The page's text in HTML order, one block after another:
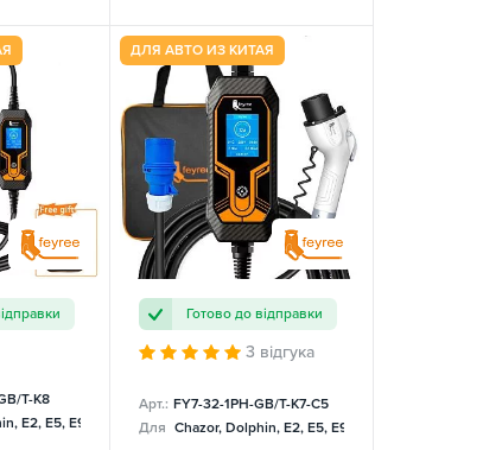
T-K8
E2, E5, E9, Mercedes
ДЛЯ АВТО ИЗ КИТАЯ
Готово до відправки
3 відгука
Арт.: FY7-32-1PH-GB/T-K7-C5
Для Chazor, Dolphin, E2, E5, E9, Mercedes